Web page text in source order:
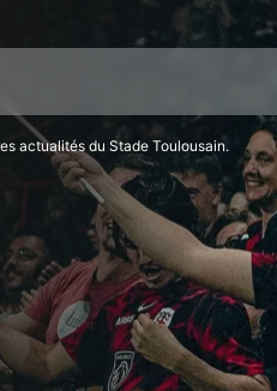
actualités du Stade Toulousain.